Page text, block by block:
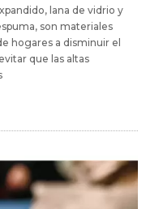
lana de vidrio y
son materiales
hogares a disminuir el
que las altas